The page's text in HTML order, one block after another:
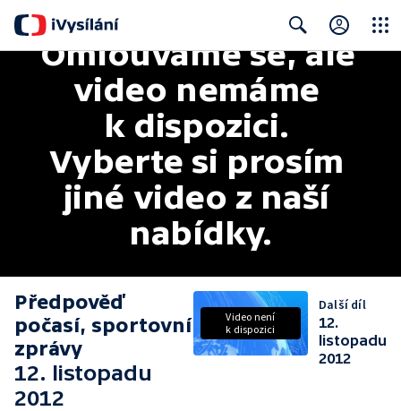
Search
Omlouváme se, ale
video nemáme
k dispozici.
Vyberte si prosím
jiné video z naší
nabídky.
Předpověď
počasí, sportovní
zprávy
12. listopadu
2012
Video není
k dispozici
Další díl
12.
listopadu
2012